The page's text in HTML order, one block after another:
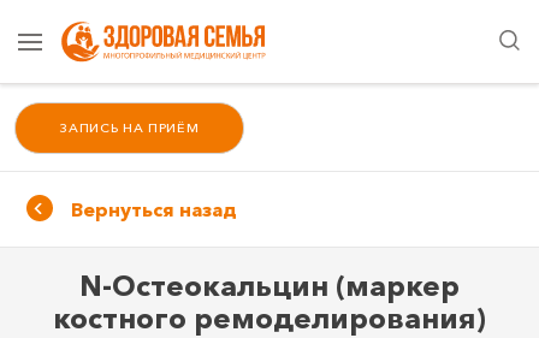
ЗАПИСЬ НА ПРИЁМ
Вернуться назад
N-Остеокальцин (маркер
костного ремоделирования)